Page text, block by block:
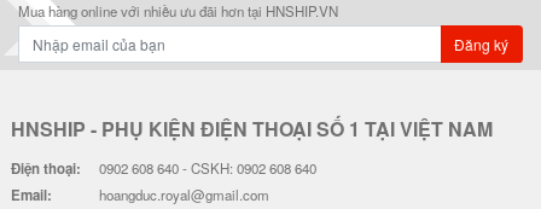
Mua hàng online với nhiều ưu đãi hơn tại HNSHIP.VN
Đăng ký
HNSHIP - PHỤ KIỆN ĐIỆN THOẠI SỐ 1 TẠI VIỆT NAM
Điện thoại: 0902 608 640 - CSKH: 0902 608 640
Email: hoangduc.royal@gmail.com